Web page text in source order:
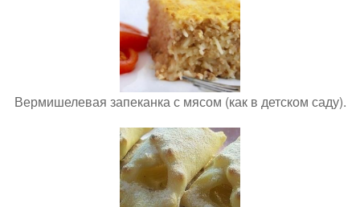
Вермишелевая запеканка с мясом (как в детском саду).